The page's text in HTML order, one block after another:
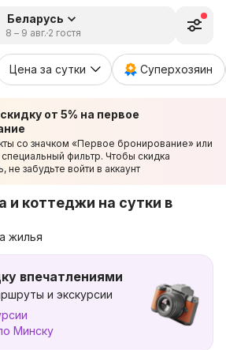
Беларусь
8 – 9 авг. 2 гостя
Цена за сутки Суперхозяин
от 5% на первое
со значком «Первое бронирование» или
специальный фильтр. Чтобы скидка
не забудьте войти в аккаунт
и коттеджи на сутки в
жилья
впечатлениями
и экскурсии
Минску